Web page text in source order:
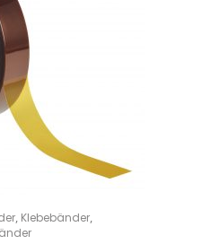
, Klebebänder,